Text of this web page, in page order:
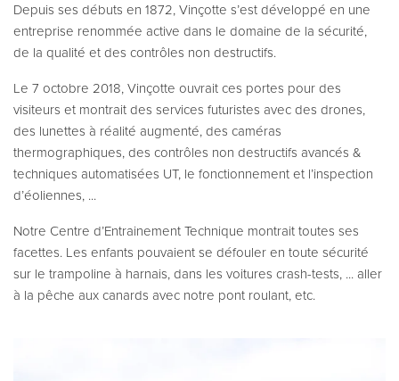
Depuis ses débuts en 1872, Vinçotte s’est développé en une
entreprise renommée active dans le domaine de la sécurité,
de la qualité et des contrôles non destructifs.
Le 7 octobre 2018, Vinçotte ouvrait ces portes pour des
visiteurs et montrait des services futuristes avec des drones,
des lunettes à réalité augmenté, des caméras
thermographiques, des contrôles non destructifs avancés &
techniques automatisées UT, le fonctionnement et l’inspection
d’éoliennes, ...
Notre Centre d’Entrainement Technique montrait toutes ses
facettes. Les enfants pouvaient se défouler en toute sécurité
sur le trampoline à harnais, dans les voitures crash-tests, ... aller
à la pêche aux canards avec notre pont roulant, etc.